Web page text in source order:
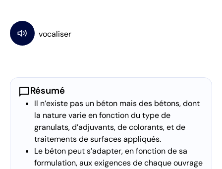
chat_bubbleRésumé
Il n’existe pas un béton mais des bétons, dont
la nature varie en fonction du type de
granulats, d’adjuvants, de colorants, et de
traitements de surfaces appliqués.
Le béton peut s’adapter, en fonction de sa
formulation, aux exigences de chaque ouvrage